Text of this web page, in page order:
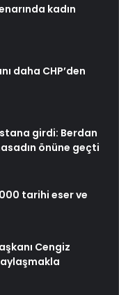
kadın
daha CHP’den
girdi: Berdan
önüne geçti
tarihi eser ve
Cengiz